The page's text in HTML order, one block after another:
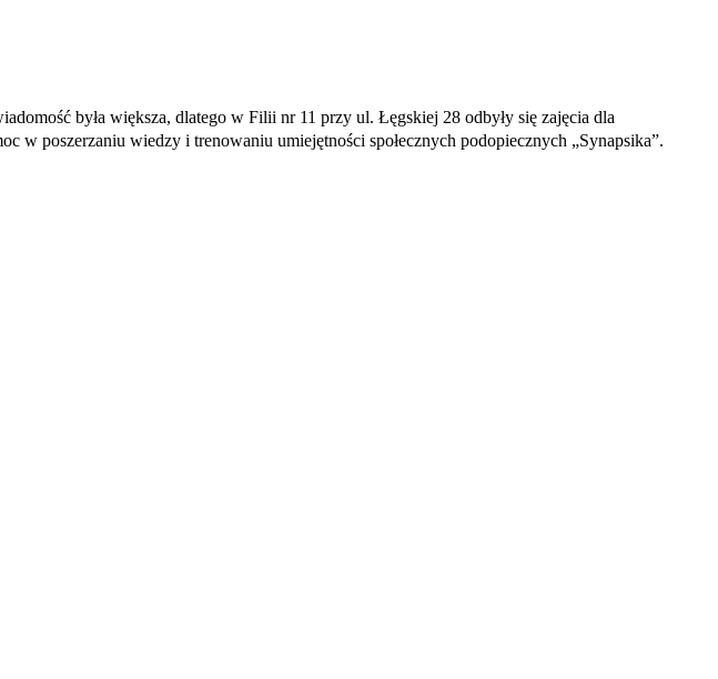
była większa, dlatego w Filii nr 11 przy ul. Łęgskiej 28 odbyły się zajęcia dla
w poszerzaniu wiedzy i trenowaniu umiejętności społecznych podopiecznych „Synapsika”.